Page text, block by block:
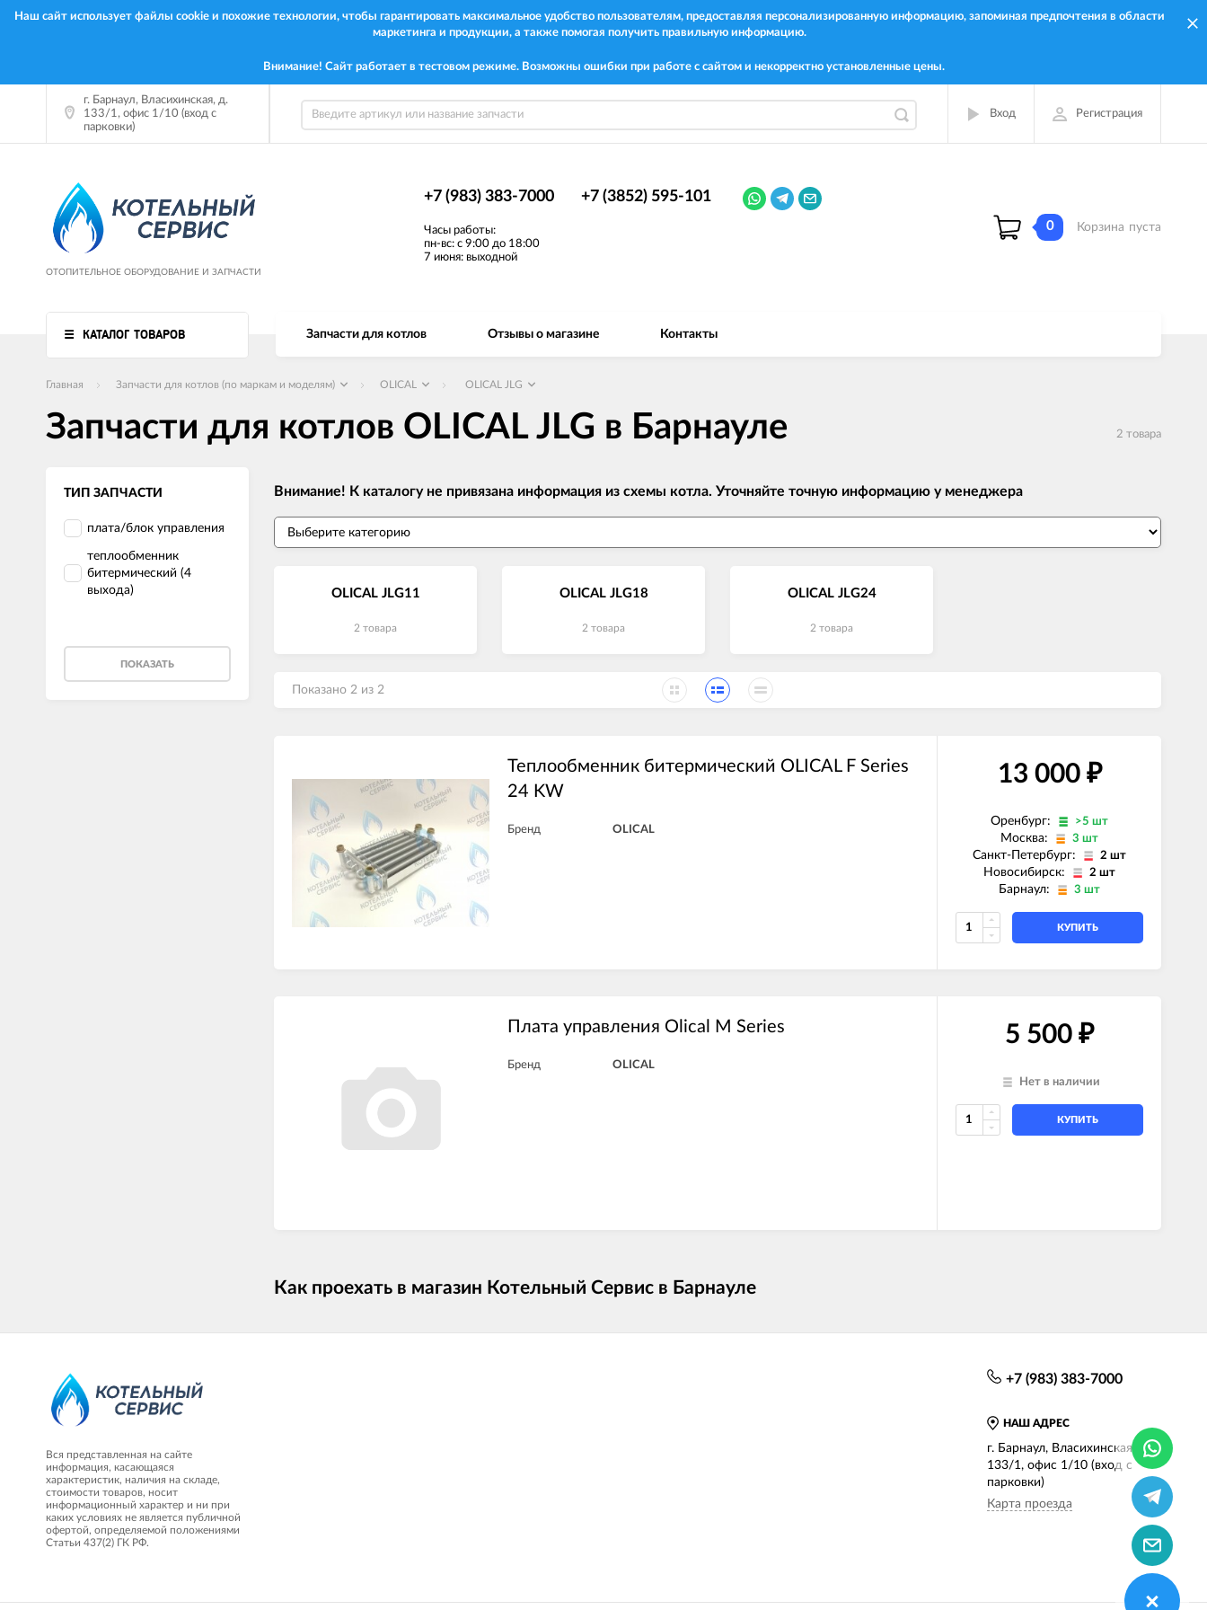
Наш сайт использует файлы cookie и похожие технологии, чтобы гарантировать максимальное удобство пользователям, предоставляя персонализированную информацию, запоминая предпочтения в области
маркетинга и продукции, а также помогая получить правильную информацию.
Внимание! Сайт работает в тестовом режиме. Возможны ошибки при работе с сайтом и некорректно установленные цены.
г. Барнаул, Власихинская, д.
133/1, офис 1/10 (вход с
парковки)
Вход Регистрация
ОТОПИТЕЛЬНОЕ ОБОРУДОВАНИЕ И ЗАПЧАСТИ
+7 (983) 383-7000 +7 (3852) 595-101
Часы работы:
пн-вс: с 9:00 до 18:00
7 июня: выходной
0 Корзина пуста
КАТАЛОГ ТОВАРОВ Запчасти для котлов Отзывы о магазине Контакты
Главная Запчасти для котлов (по маркам и моделям) OLICAL OLICAL JLG
Запчасти для котлов OLICAL JLG в Барнауле 2 товара
ТИП ЗАПЧАСТИ
плата/блок управления
теплообменник
битермический (4
выхода)
ПОКАЗАТЬ
Внимание! К каталогу не привязана информация из схемы котла. Уточняйте точную информацию у менеджера
OLICAL JLG11
2 товара
OLICAL JLG18
2 товара
OLICAL JLG24
2 товара
Показано 2 из 2
Теплообменник битермический OLICAL F Series
24 KW
Бренд OLICAL
13 000 ₽
Оренбург: >5 шт
Москва: 3 шт
Санкт-Петербург: 2 шт
Новосибирск: 2 шт
Барнаул: 3 шт
КУПИТЬ
Плата управления Olical M Series
Бренд OLICAL
5 500 ₽
Нет в наличии
КУПИТЬ
Как проехать в магазин Котельный Сервис в Барнауле
Вся представленная на сайте
информация, касающаяся
характеристик, наличия на складе,
стоимости товаров, носит
информационный характер и ни при
каких условиях не является публичной
офертой, определяемой положениями
Статьи 437(2) ГК РФ.
НАШ АДРЕС
г. Барнаул, Власихинская, д.
133/1, офис 1/10 (вход с
парковки)
Карта проезда
+7 (983) 383-7000